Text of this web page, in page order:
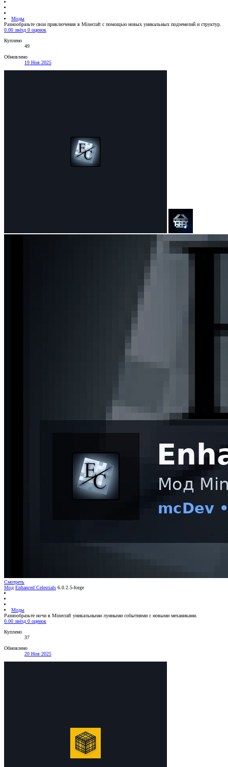
Моды
Разнообразьте свои приключения в Minecraft с помощью новых уникальных подземелий и структур.
0.00 звёзд 0 оценок
Куплено
49
Обновлено
19 Ноя 2025
Смотреть
Мод Enhanced Celestials 6.0.2.5-forge
Моды
Разнообразьте ночи в Minecraft уникальными лунными событиями с новыми механиками.
0.00 звёзд 0 оценок
Куплено
37
Обновлено
20 Ноя 2025